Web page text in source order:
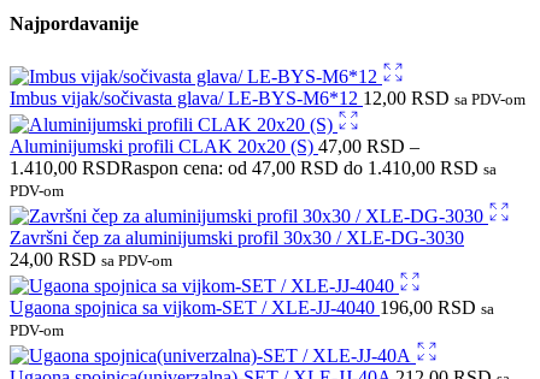
Najpordavanije
Imbus vijak/sočivasta glava/ LE-BYS-M6*12 12,00 RSD sa PDV-om
Aluminijumski profili CLAK 20x20 (S) 47,00 RSD –
1.410,00 RSDRaspon cena: od 47,00 RSD do 1.410,00 RSD sa
PDV-om
Završni čep za aluminijumski profil 30x30 / XLE-DG-3030
24,00 RSD sa PDV-om
Ugaona spojnica sa vijkom-SET / XLE-JJ-4040 196,00 RSD sa
PDV-om